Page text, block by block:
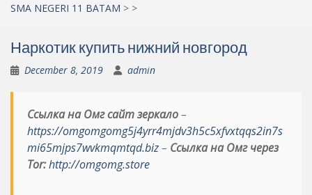
SMA NEGERI 11 BATAM > >
Наркотик купить нижний новгород
December 8, 2019 admin
Ссылка на Омг сайт зеркало–
https://omgomgomg5j4yrr4mjdv3h5c5xfvxtqqs2in7s
mi65mjps7wvkmqmtqd.biz– Ссылка на Омг через
Tor:http://omgomg.store